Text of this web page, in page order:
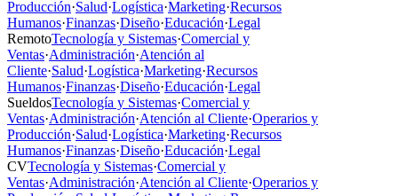
Producción·Salud·Logística·Marketing·Recursos
Humanos·Finanzas·Diseño·Educación·Legal
RemotoTecnología y Sistemas·Comercial y
Ventas·Administración·Atención al
Cliente·Salud·Logística·Marketing·Recursos
Humanos·Finanzas·Diseño·Educación·Legal
SueldosTecnología y Sistemas·Comercial y
Ventas·Administración·Atención al Cliente·Operarios y
Producción·Salud·Logística·Marketing·Recursos
Humanos·Finanzas·Diseño·Educación·Legal
CVTecnología y Sistemas·Comercial y
Ventas·Administración·Atención al Cliente·Operarios y